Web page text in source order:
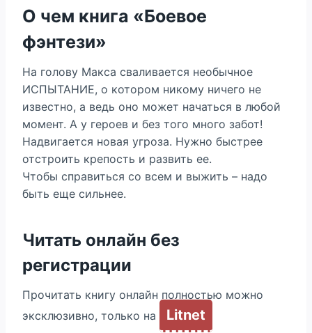
О чем книга «Боевое
фэнтези»
На голову Макса сваливается необычное
ИСПЫТАНИЕ, о котором никому ничего не
известно, а ведь оно может начаться в любой
момент. А у героев и без того много забот!
Надвигается новая угроза. Нужно быстрее
отстроить крепость и развить ее.
Чтобы справиться со всем и выжить – надо
быть еще сильнее.
Читать онлайн без
регистрации
Прочитать книгу онлайн полностью можно
эксклюзивно, только на
Litnet